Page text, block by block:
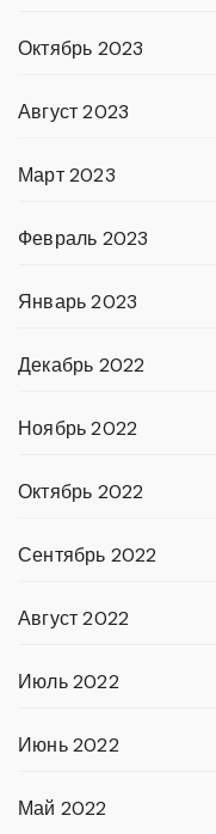
Октябрь 2023
Август 2023
Март 2023
Февраль 2023
Январь 2023
Декабрь 2022
Ноябрь 2022
Октябрь 2022
Сентябрь 2022
Август 2022
Июль 2022
Июнь 2022
Май 2022